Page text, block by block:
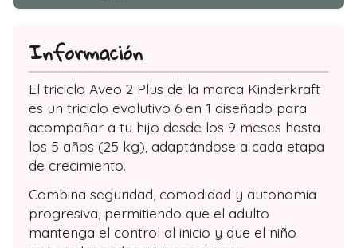
Información
El triciclo Aveo 2 Plus de la marca Kinderkraft
es un triciclo evolutivo 6 en 1 diseñado para
acompañar a tu hijo desde los 9 meses hasta
los 5 años (25 kg), adaptándose a cada etapa
de crecimiento.
Combina seguridad, comodidad y autonomía
progresiva, permitiendo que el adulto
mantenga el control al inicio y que el niño